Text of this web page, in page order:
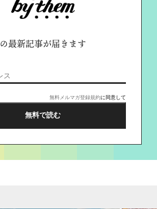
の最新記事が届きます
無料メルマガ登録規約に同意して